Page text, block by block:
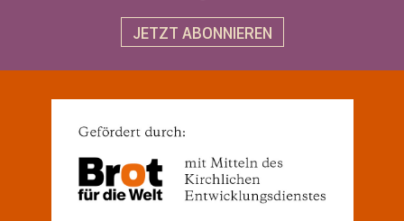
JETZT ABONNIEREN